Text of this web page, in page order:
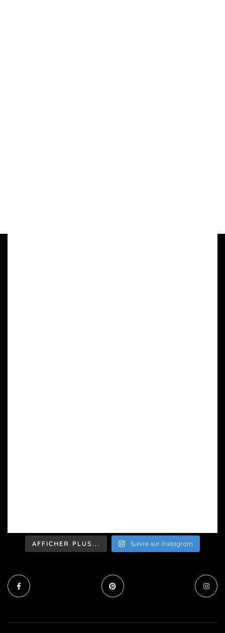
AFFICHER PLUS... Suivre sur Instagram